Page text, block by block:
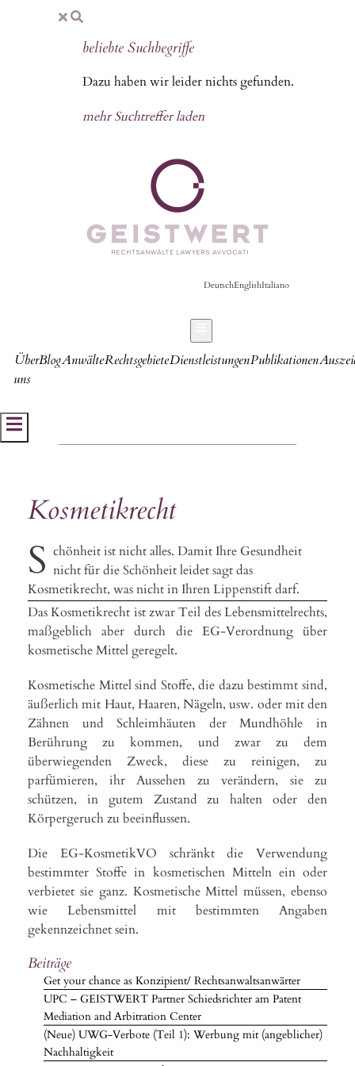
beliebte Suchbegriffe
Dazu haben wir leider nichts gefunden.
mehr Suchtreffer laden
DeutschEnglishItaliano
Über
uns
BlogAnwälteRechtsgebieteDienstleistungenPublikationen
Hamburger Toggle Menu
Kosmetikrecht
S chönheit ist nicht alles. Damit Ihre Gesundheit
nicht für die Schönheit leidet sagt das
Kosmetikrecht, was nicht in Ihren Lippenstift darf.
Das Kosmetikrecht ist zwar Teil des Lebensmittelrechts,
maßgeblich aber durch die EG-Verordnung über
kosmetische Mittel geregelt.
Kosmetische Mittel sind Stoffe, die dazu bestimmt sind,
äußerlich mit Haut, Haaren, Nägeln, usw. oder mit den
Zähnen und Schleimhäuten der Mundhöhle in
Berührung zu kommen, und zwar zu dem
überwiegenden Zweck, diese zu reinigen, zu
parfümieren, ihr Aussehen zu verändern, sie zu
schützen, in gutem Zustand zu halten oder den
Körpergeruch zu beeinflussen.
Die EG-KosmetikVO schränkt die Verwendung
bestimmter Stoffe in kosmetischen Mitteln ein oder
verbietet sie ganz. Kosmetische Mittel müssen, ebenso
wie Lebensmittel mit bestimmten Angaben
gekennzeichnet sein.
Beiträge
Get your chance as Konzipient/ Rechtsanwaltsanwärter
UPC – GEISTWERT Partner Schiedsrichter am Patent
Mediation and Arbitration Center
(Neue) UWG-Verbote (Teil 1): Werbung mit (angeblicher)
Nachhaltigkeit